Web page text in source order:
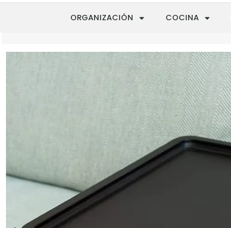
ORGANIZACIÓN COCINA